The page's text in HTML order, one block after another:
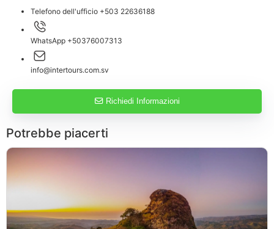
Telefono dell'ufficio +503 22636188
WhatsApp +50376007313
info@intertours.com.sv
Richiedi Informazioni
Potrebbe piacerti